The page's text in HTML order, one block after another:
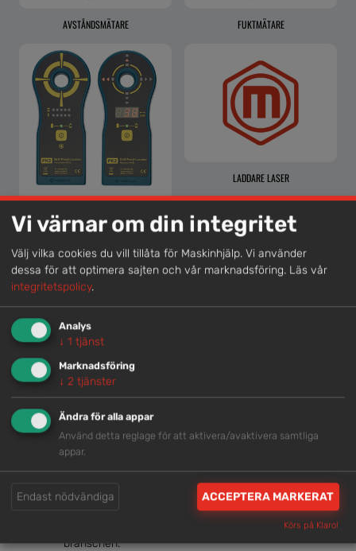
AVSTÅNDSMÄTARE FUKTMÄTARE
MÄTINSTRUMENT FÖR BORRPOSITIONERING
<1,5M
LADDARE LASER
Lokal kompetens
Genom att samla våra medarbetare lokalt erbjuder vi
helhetslösningar.
Snabb service
Vi har tillgänglig personal som är redo att hjälpa dig.
Trygg rådgivning
Våra hjälpsamma medarbetare är experter inom
branschen.
Vi värnar om din integritet
Välj vilka cookies du vill tillåta för Maskinhjälp. Vi använder
dessa för att optimera sajten och vår marknadsföring. Läs vår
integritetspolicy.
Analys
↓ 1 tjänst
Marknadsföring
↓ 2 tjänster
Ändra för alla appar
Använd detta reglage för att aktivera/avaktivera samtliga
appar.
Endast nödvändiga ACCEPTERA MARKERAT
Körs på Klaro!